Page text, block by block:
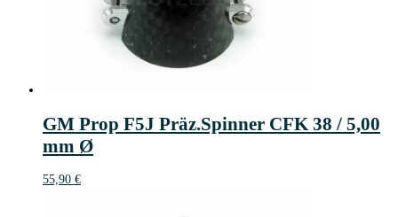
GM Prop F5J Präz.Spinner CFK 38 / 5,00
mm Ø
55,90 €